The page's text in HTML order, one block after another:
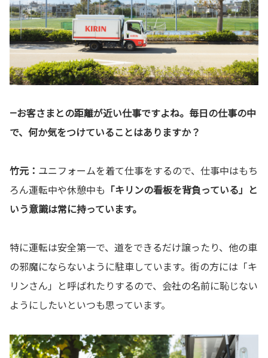
—お客さまとの距離が近い仕事ですよね。毎日の仕事の中
で、何か気をつけていることはありますか？
竹元： ユニフォームを着て仕事をするので、仕事中はもち
ろん運転中や休憩中も
「キリンの看板を背負っている」と
いう意識は常に持っています。
特に運転は安全第一で、道をできるだけ譲ったり、他の車
の邪魔にならないように駐車しています。街の方には「キ
リンさん」と呼ばれたりするので、会社の名前に恥じない
ようにしたいといつも思っています。